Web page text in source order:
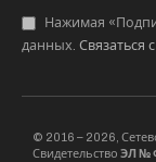
Нажимая
данных. Связаться
© 2016 – 2026,
Свидетельство ЭЛ №